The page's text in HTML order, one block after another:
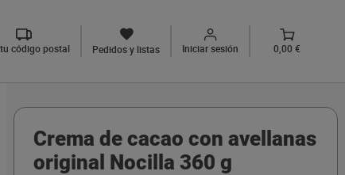
código postal Pedidos y listas Iniciar sesión 0,00 €
Crema de cacao con avellanas
original Nocilla 360 g